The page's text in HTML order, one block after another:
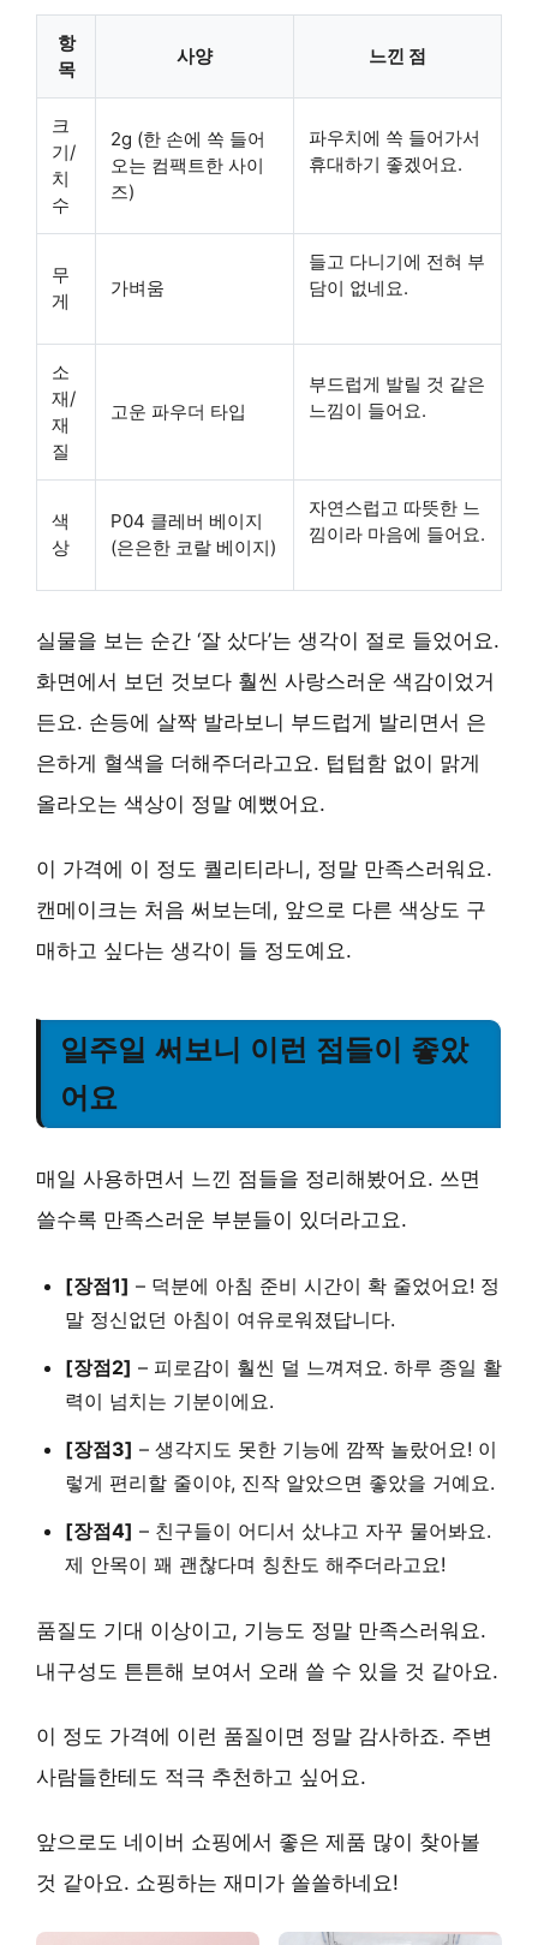
항
목
사양 느낀 점
크
기/
치
수
2g (한 손에 쏙 들어
오는 컴팩트한 사이
즈)
파우치에 쏙 들어가서
휴대하기 좋겠어요.
무
게
가벼움
들고 다니기에 전혀 부
담이 없네요.
소
재/
재
질
고운 파우더 타입
부드럽게 발릴 것 같은
느낌이 들어요.
색
상
P04 클레버 베이지
(은은한 코랄 베이지)
자연스럽고 따뜻한 느
낌이라 마음에 들어요.
실물을 보는 순간 ‘잘 샀다’는 생각이 절로 들었어요.
화면에서 보던 것보다 훨씬 사랑스러운 색감이었거
든요. 손등에 살짝 발라보니 부드럽게 발리면서 은
은하게 혈색을 더해주더라고요. 텁텁함 없이 맑게
올라오는 색상이 정말 예뻤어요.
이 가격에 이 정도 퀄리티라니, 정말 만족스러워요.
캔메이크는 처음 써보는데, 앞으로 다른 색상도 구
매하고 싶다는 생각이 들 정도예요.
일주일 써보니 이런 점들이 좋았
어요
매일 사용하면서 느낀 점들을 정리해봤어요. 쓰면
쓸수록 만족스러운 부분들이 있더라고요.
[장점1] – 덕분에 아침 준비 시간이 확 줄었어요! 정
말 정신없던 아침이 여유로워졌답니다.
[장점2] – 피로감이 훨씬 덜 느껴져요. 하루 종일 활
력이 넘치는 기분이에요.
[장점3] – 생각지도 못한 기능에 깜짝 놀랐어요! 이
렇게 편리할 줄이야, 진작 알았으면 좋았을 거예요.
[장점4] – 친구들이 어디서 샀냐고 자꾸 물어봐요.
제 안목이 꽤 괜찮다며 칭찬도 해주더라고요!
품질도 기대 이상이고, 기능도 정말 만족스러워요.
내구성도 튼튼해 보여서 오래 쓸 수 있을 것 같아요.
이 정도 가격에 이런 품질이면 정말 감사하죠. 주변
사람들한테도 적극 추천하고 싶어요.
앞으로도 네이버 쇼핑에서 좋은 제품 많이 찾아볼
것 같아요. 쇼핑하는 재미가 쏠쏠하네요!